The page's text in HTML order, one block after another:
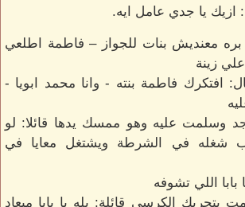
ازيك يا جدي عامل ايه.
بره معنديش بنات للجواز – فاطمة اطلعي
زينة
افتكرك فاطمة بنته - وانا محمد ابويا -
وسلمت عليه وهو ممسك يدها قائلا: لو
شغله في الشرطة ويشتغل معايا في
اللي تشوفه
بتحريك الكرسي قائلة: يله يا بابا ميعاد